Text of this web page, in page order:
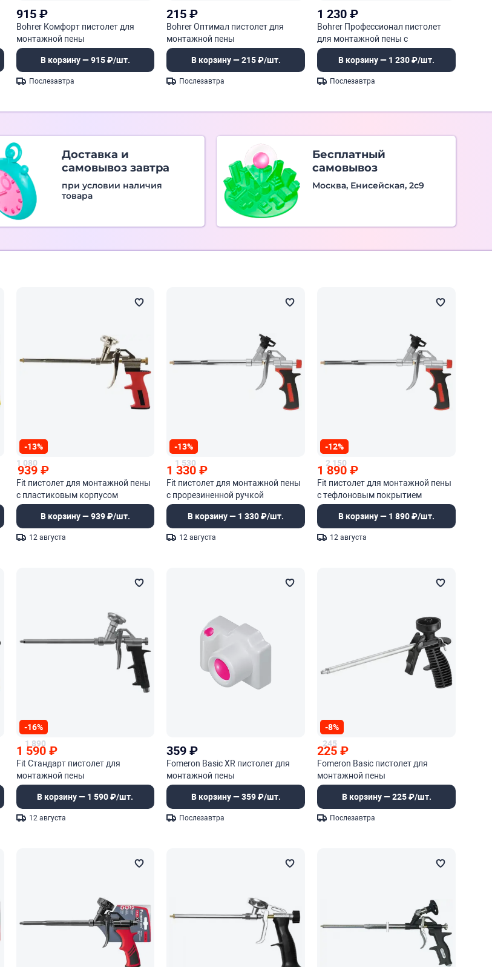
915 ₽
Bohrer Комфорт пистолет для
монтажной пены
В корзину — 915 ₽/шт.
Послезавтра
215₽
Bohrer Оптимал пистолет для
монтажной пены
В корзину — 215 ₽/шт.
Послезавтра
1 230₽
Bohrer Профессионал пистолет
для монтажной пены с
тефлоновым покрытием
В корзину — 1 230 ₽/шт.
Послезавтра
Доставка и
самовывоз завтра
при условии наличия
товара
Бесплатный
самовывоз
Москва, Енисейская, 2с9
-13%
1 080
939 ₽
Fit пистолет для монтажной пены
с пластиковым корпусом
В корзину — 939 ₽/шт.
12 августа
-13%
1 530
1 330₽
Fit пистолет для монтажной пены
с прорезиненной ручкой
В корзину — 1 330 ₽/шт.
12 августа
-12%
2 150
1 890₽
Fit пистолет для монтажной пены
с тефлоновым покрытием
В корзину — 1 890 ₽/шт.
12 августа
-16%
1 890
1 590 ₽
Fit Стандарт пистолет для
монтажной пены
В корзину — 1 590 ₽/шт.
12 августа
359₽
Fomeron Basic XR пистолет для
монтажной пены
В корзину — 359 ₽/шт.
Послезавтра
-8%
245
225₽
Fomeron Basic пистолет для
монтажной пены
В корзину — 225 ₽/шт.
Послезавтра